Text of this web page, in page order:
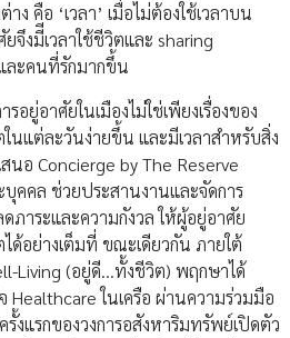
คือ ‘เวลา’ เมื่อไม่ต้องใช้เวลาบน
งมีีเวลาใช้ชีวิตและ sharing
ละคนที่รักมากขึ้น
อยู่อาศัยในเมืองไม่ใช่เพียงเรื่องของ
นแต่ละวันง่ายขึ้น และมีเวลาสำหรับสิ่ง
นอ Concierge by The Reserve
คคล ช่วยประสานงานและจัดการ
ภาระและความกังวล ให้ผู้อยู่อาศัย
อย่างเต็มที่ ขณะเดียวกัน ภายใต้
Living (อยู่ดี…ทั้งชีวิต) พฤกษาได้
Healthcare ในเครือ ผ่านความร่วมมือ
งแรกของวงการอสังหาริมทรัพย์เปิดตัว